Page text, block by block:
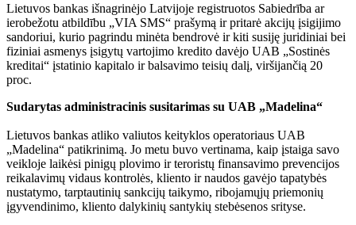
Lietuvos bankas išnagrinėjo Latvijoje registruotos Sabiedrība ar
ierobežotu atbildību „VIA SMS“ prašymą ir pritarė akcijų įsigijimo
sandoriui, kurio pagrindu minėta bendrovė ir kiti susiję juridiniai bei
fiziniai asmenys įsigytų vartojimo kredito davėjo UAB „Sostinės
kreditai“ įstatinio kapitalo ir balsavimo teisių dalį, viršijančią 20
proc.
Sudarytas administracinis susitarimas su UAB „Madelina“
Lietuvos bankas atliko valiutos keityklos operatoriaus UAB
„Madelina“ patikrinimą. Jo metu buvo vertinama, kaip įstaiga savo
veikloje laikėsi pinigų plovimo ir teroristų finansavimo prevencijos
reikalavimų vidaus kontrolės, kliento ir naudos gavėjo tapatybės
nustatymo, tarptautinių sankcijų taikymo, ribojamųjų priemonių
įgyvendinimo, kliento dalykinių santykių stebėsenos srityse.